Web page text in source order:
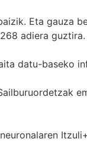
Eta gauza
adiera guztira.
datu-baseko